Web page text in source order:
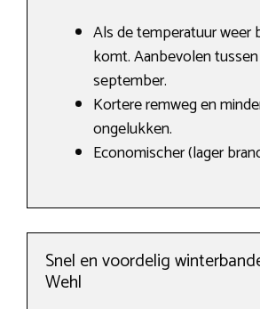
Als de temperatuur weer
komt. Aanbevolen
september.
Kortere remweg en
ongelukken.
Economischer (lager
Snel en voordelig
Wehl